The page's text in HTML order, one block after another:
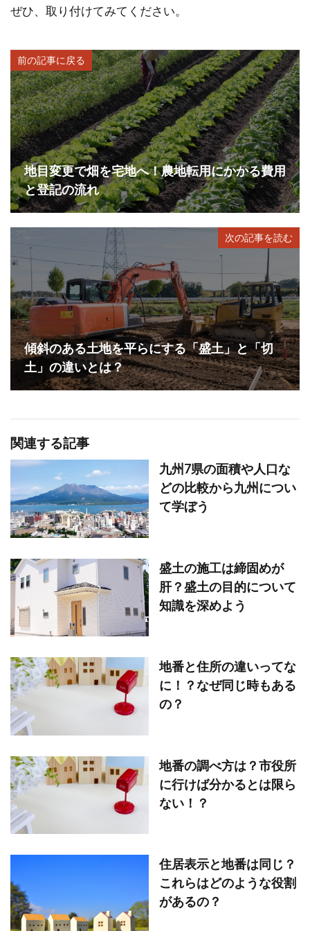
ぜひ、取り付けてみてください。
前の記事に戻る
地目変更で畑を宅地へ！農地転用にかかる費用
と登記の流れ
次の記事を読む
傾斜のある土地を平らにする「盛土」と「切
土」の違いとは？
関連する記事
九州7県の面積や人口な
どの比較から九州につい
て学ぼう
盛土の施工は締固めが
肝？盛土の目的について
知識を深めよう
地番と住所の違いってな
に！？なぜ同じ時もある
の？
地番の調べ方は？市役所
に行けば分かるとは限ら
ない！？
住居表示と地番は同じ？
これらはどのような役割
があるの？